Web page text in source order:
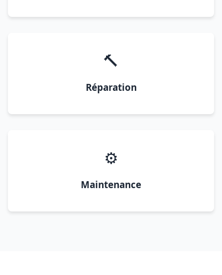
🔨
Réparation
⚙️
Maintenance